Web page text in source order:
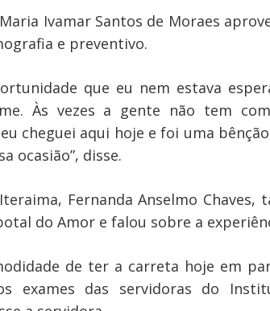
Ivamar Santos de Moraes
e preventivo.
que eu nem estava
Às vezes a gente não tem
cheguei aqui hoje e foi uma
ocasião”, disse.
Fernanda Anselmo
do Amor e falou sobre a
de ter a carreta hoje em
exames das servidoras do